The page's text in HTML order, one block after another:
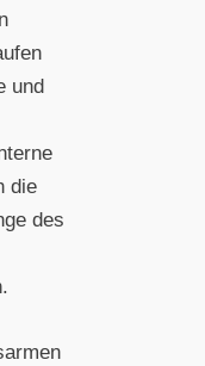
und
die
des